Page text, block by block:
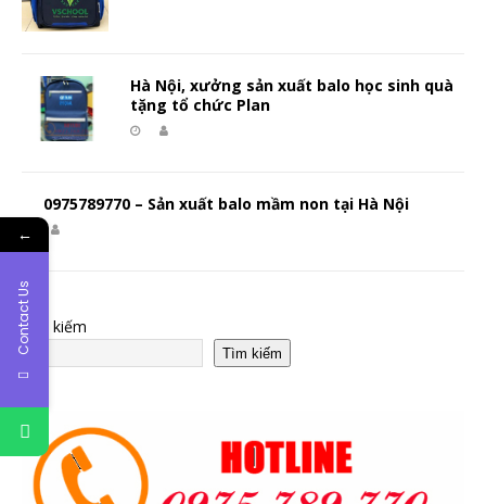
Hà Nội, xưởng sản xuất balo học sinh quà
tặng tổ chức Plan
0975789770 – Sản xuất balo mầm non tại Hà Nội
Tìm kiếm
Tìm kiếm
←
Contact Us